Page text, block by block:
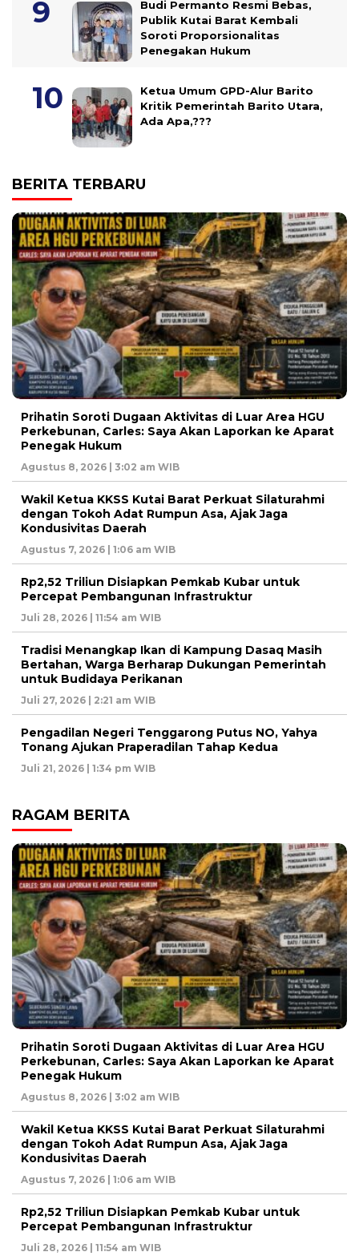
Budi Permanto Resmi Bebas,
Publik Kutai Barat Kembali
Soroti Proporsionalitas
Penegakan Hukum
Ketua Umum GPD-Alur Barito
Kritik Pemerintah Barito Utara,
Ada Apa,???
BERITA TERBARU
Prihatin Soroti Dugaan Aktivitas di Luar Area HGU
Perkebunan, Carles: Saya Akan Laporkan ke Aparat
Penegak Hukum
Agustus 8, 2026 | 3:02 am WIB
Wakil Ketua KKSS Kutai Barat Perkuat Silaturahmi
dengan Tokoh Adat Rumpun Asa, Ajak Jaga
Kondusivitas Daerah
Agustus 7, 2026 | 1:06 am WIB
Rp2,52 Triliun Disiapkan Pemkab Kubar untuk
Percepat Pembangunan Infrastruktur
Juli 28, 2026 | 11:54 am WIB
Tradisi Menangkap Ikan di Kampung Dasaq Masih
Bertahan, Warga Berharap Dukungan Pemerintah
untuk Budidaya Perikanan
Juli 27, 2026 | 2:21 am WIB
Pengadilan Negeri Tenggarong Putus NO, Yahya
Tonang Ajukan Praperadilan Tahap Kedua
Juli 21, 2026 | 1:34 pm WIB
RAGAM BERITA
Prihatin Soroti Dugaan Aktivitas di Luar Area HGU
Perkebunan, Carles: Saya Akan Laporkan ke Aparat
Penegak Hukum
Agustus 8, 2026 | 3:02 am WIB
Wakil Ketua KKSS Kutai Barat Perkuat Silaturahmi
dengan Tokoh Adat Rumpun Asa, Ajak Jaga
Kondusivitas Daerah
Agustus 7, 2026 | 1:06 am WIB
Rp2,52 Triliun Disiapkan Pemkab Kubar untuk
Percepat Pembangunan Infrastruktur
Juli 28, 2026 | 11:54 am WIB